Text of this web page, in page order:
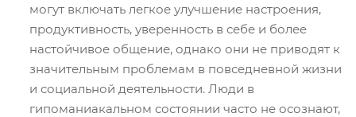
могут включать легкое улучшение настроения,
продуктивность, уверенность в себе и более
настойчивое общение, однако они не приводят к
значительным проблемам в повседневной жизни
и социальной деятельности. Люди в
гипоманиакальном состоянии часто не осознают,